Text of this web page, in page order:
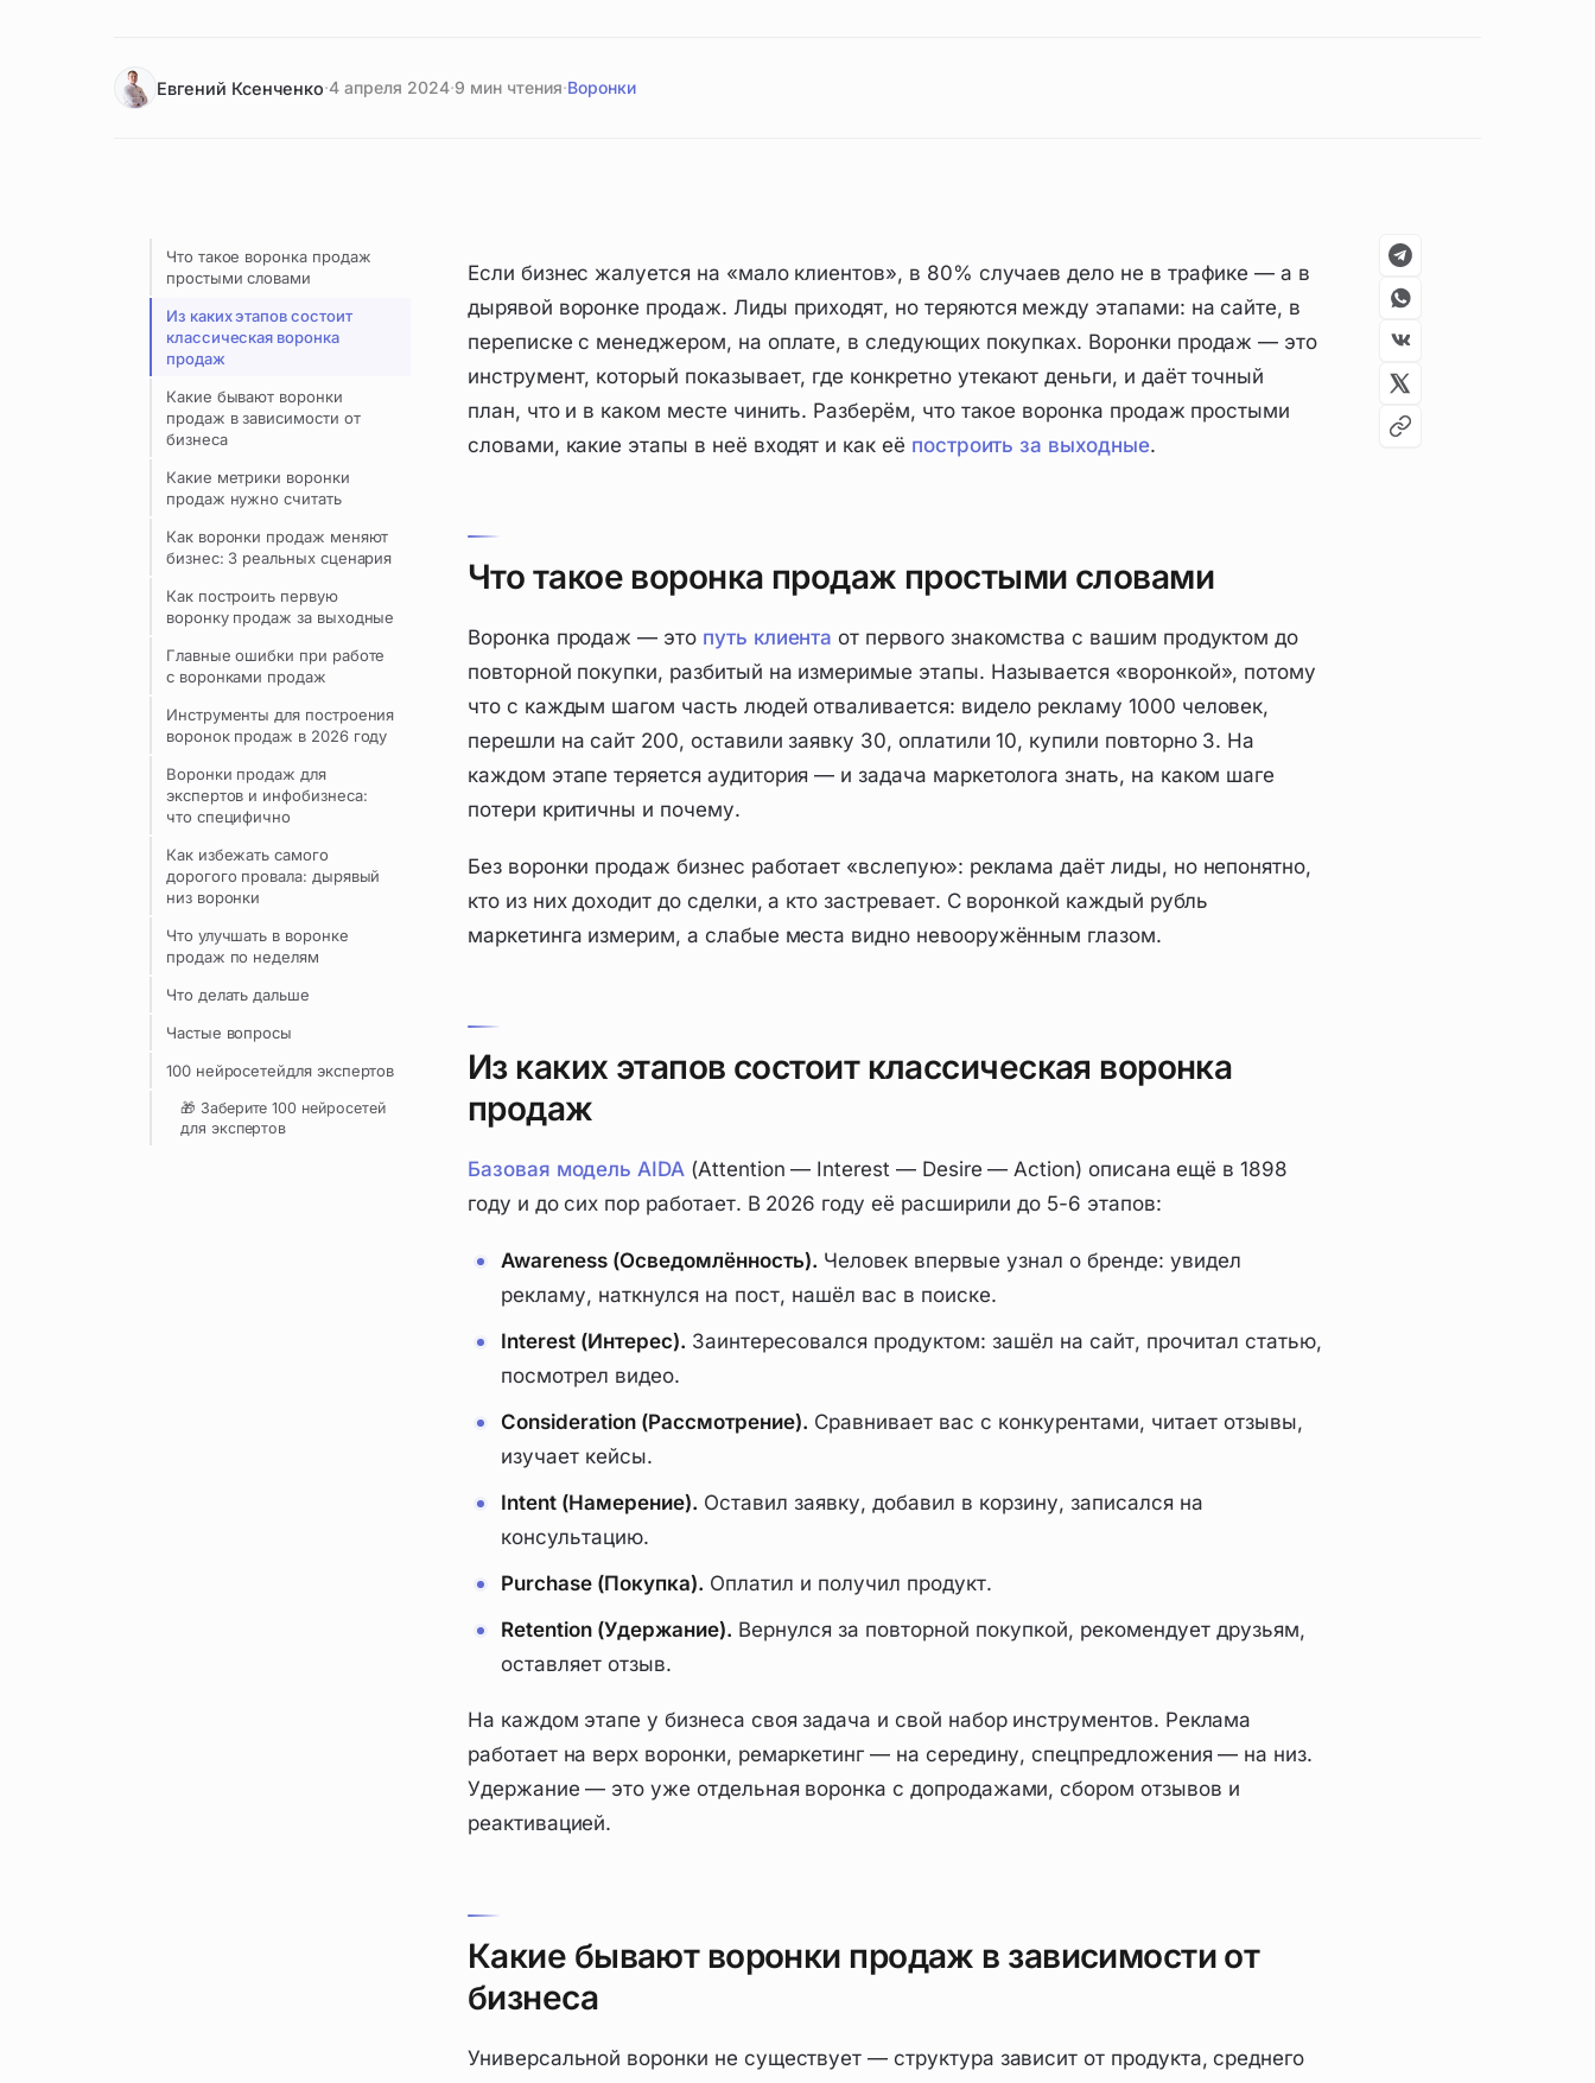
Евгений Ксенченко·4 апреля 2024·9 мин чтения·Воронки
Что такое воронка продаж
простыми словами
Из каких этапов состоит
классическая воронка
продаж
Какие бывают воронки
продаж в зависимости от
бизнеса
Какие метрики воронки
продаж нужно считать
Как воронки продаж меняют
бизнес: 3 реальных сценария
Как построить первую
воронку продаж за выходные
Главные ошибки при работе
с воронками продаж
Инструменты для построения
воронок продаж в 2026 году
Воронки продаж для
экспертов и инфобизнеса:
что специфично
Как избежать самого
дорогого провала: дырявый
низ воронки
Что улучшать в воронке
продаж по неделям
Что делать дальше
Частые вопросы
100 нейросетейдля экспертов
🎁 Заберите 100 нейросетей
для экспертов
Если бизнес жалуется на «мало клиентов», в 80% случаев дело не в трафике — а в
дырявой воронке продаж. Лиды приходят, но теряются между этапами: на сайте, в
переписке с менеджером, на оплате, в следующих покупках. Воронки продаж — это
инструмент, который показывает, где конкретно утекают деньги, и даёт точный
план, что и в каком месте чинить. Разберём, что такое воронка продаж простыми
словами, какие этапы в неё входят и как её построить за выходные.
Что такое воронка продаж простыми словами
Воронка продаж — это путь клиента от первого знакомства с вашим продуктом до
повторной покупки, разбитый на измеримые этапы. Называется «воронкой», потому
что с каждым шагом часть людей отваливается: видело рекламу 1000 человек,
перешли на сайт 200, оставили заявку 30, оплатили 10, купили повторно 3. На
каждом этапе теряется аудитория — и задача маркетолога знать, на каком шаге
потери критичны и почему.
Без воронки продаж бизнес работает «вслепую»: реклама даёт лиды, но непонятно,
кто из них доходит до сделки, а кто застревает. С воронкой каждый рубль
маркетинга измерим, а слабые места видно невооружённым глазом.
Из каких этапов состоит классическая воронка
продаж
Базовая модель AIDA (Attention — Interest — Desire — Action) описана ещё в 1898
году и до сих пор работает. В 2026 году её расширили до 5-6 этапов:
Awareness (Осведомлённость). Человек впервые узнал о бренде: увидел
рекламу, наткнулся на пост, нашёл вас в поиске.
Interest (Интерес). Заинтересовался продуктом: зашёл на сайт, прочитал статью,
посмотрел видео.
Consideration (Рассмотрение). Сравнивает вас с конкурентами, читает отзывы,
изучает кейсы.
Intent (Намерение). Оставил заявку, добавил в корзину, записался на
консультацию.
Purchase (Покупка). Оплатил и получил продукт.
Retention (Удержание). Вернулся за повторной покупкой, рекомендует друзьям,
оставляет отзыв.
На каждом этапе у бизнеса своя задача и свой набор инструментов. Реклама
работает на верх воронки, ремаркетинг — на середину, спецпредложения — на низ.
Удержание — это уже отдельная воронка с допродажами, сбором отзывов и
реактивацией.
Какие бывают воронки продаж в зависимости от
бизнеса
Универсальной воронки не существует — структура зависит от продукта, среднего